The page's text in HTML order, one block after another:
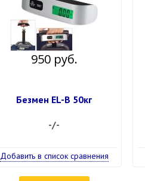
950 руб.
Безмен EL-B 50кг
-/-
Добавить в список сравнения